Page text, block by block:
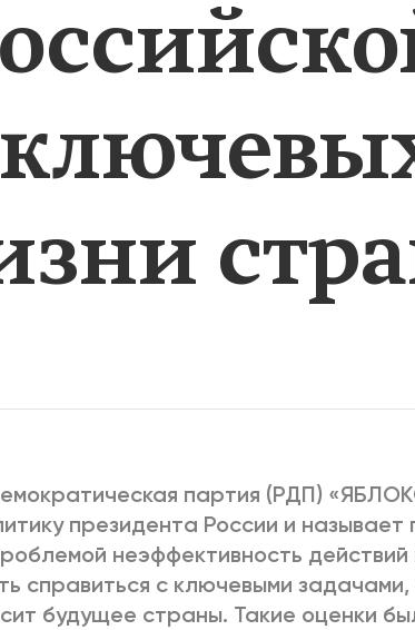
РОССИЯ-2022:
ВСЕ КНИГИ
партия (РДП)
президента России и называет
неэффективность действий
справиться с ключевыми
будущее страны. Такие оценки